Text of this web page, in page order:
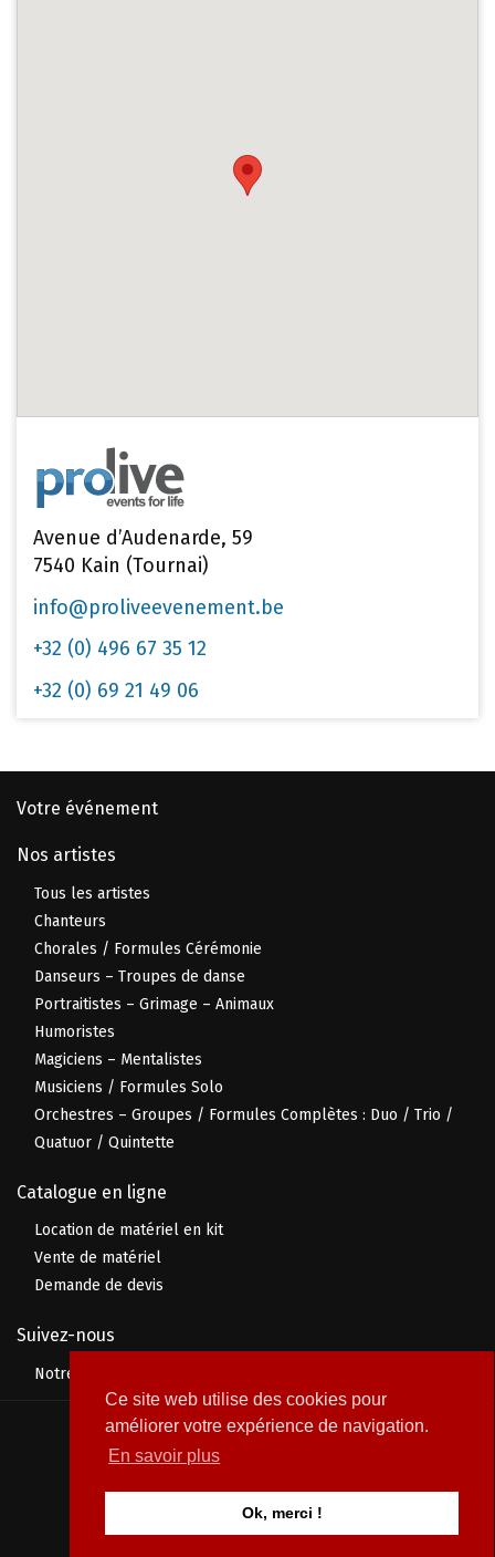
Ce site web utilise des cookies pour
améliorer votre expérience de navigation.
En savoir plus
Ok, merci !
Avenue d’Audenarde, 59
7540 Kain (Tournai)
info@proliveevenement.be
+32 (0) 496 67 35 12
+32 (0) 69 21 49 06
Votre événement
Nos artistes
Tous les artistes
Chanteurs
Chorales / Formules Cérémonie
Danseurs – Troupes de danse
Portraitistes – Grimage – Animaux
Humoristes
Magiciens – Mentalistes
Musiciens / Formules Solo
Orchestres – Groupes / Formules Complètes : Duo / Trio /
Quatuor / Quintette
Catalogue en ligne
Location de matériel en kit
Vente de matériel
Demande de devis
Suivez-nous
Notre page Facebook
© 2026 Prolive Événement